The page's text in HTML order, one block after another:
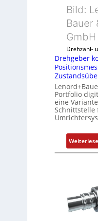
Bild:
Bauer
GmbH
Drehzahl-
Drehgeber
Portfolio
eine
Schnittstelle